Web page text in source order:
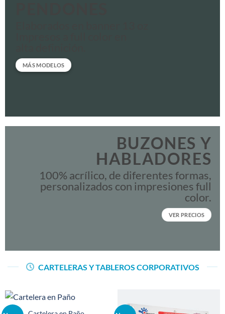
MÁS MODELOS
BUZONES Y
HABLADORES
100% acrílico, de diferentes formas,
personalizados con impresiones full
color.
VER PRECIOS
CARTELERAS Y TABLEROS CORPORATIVOS